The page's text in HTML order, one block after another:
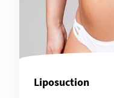
Liposuction